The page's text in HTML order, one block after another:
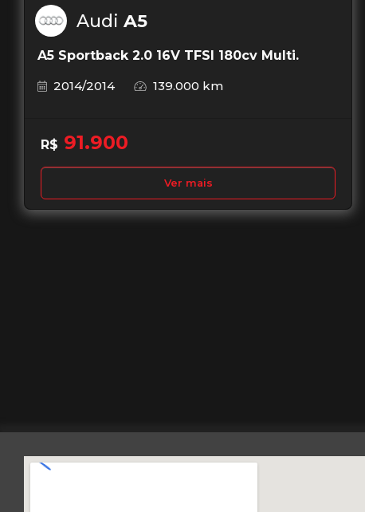
Audi A5
A5 Sportback 2.0 16V TFSI 180cv Multi.
2014/2014
139.000 km
R$ 91.900
Ver mais